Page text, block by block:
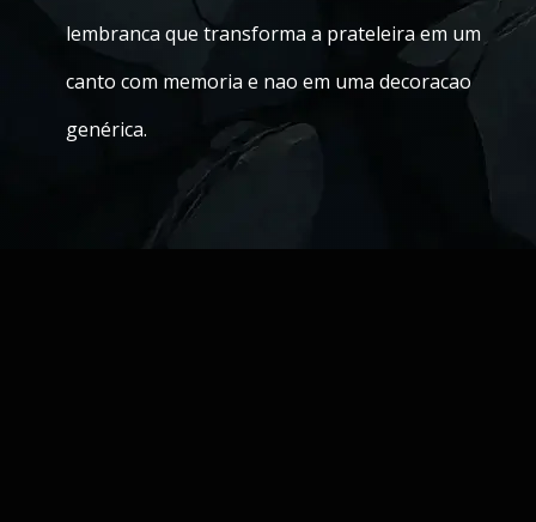
lembranca que transforma a prateleira em um
canto com memoria e nao em uma decoracao
genérica.